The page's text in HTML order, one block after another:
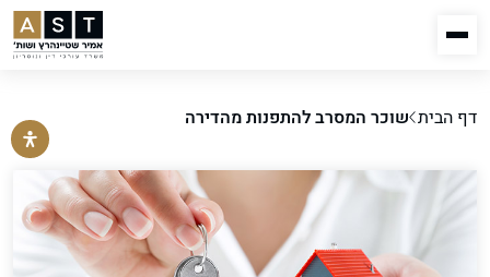
דף הבית שוכר המסרב להתפנות מהדירה